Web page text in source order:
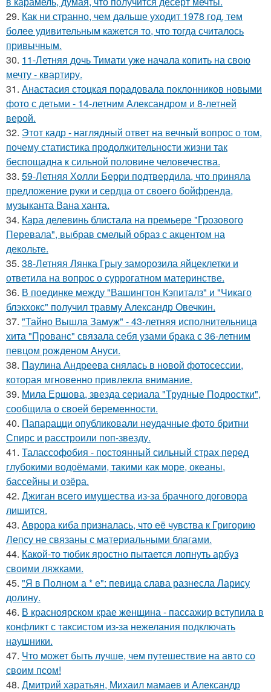
29. Как ни странно, чем дальше уходит 1978 год, тем
более удивительным кажется то, что тогда считалось
привычным.
30. 11-Летняя дочь Тимати уже начала копить на свою
мечту - квартиру.
31. Анастасия стоцкая порадовала поклонников новыми
фото с детьми - 14-летним Александром и 8-летней
верой.
32. Этот кадр - наглядный ответ на вечный вопрос о том,
почему статистика продолжительности жизни так
беспощадна к сильной половине человечества.
33. 59-Летняя Холли Берри подтвердила, что приняла
предложение руки и сердца от своего бойфренда,
музыканта Вана ханта.
34. Кара делевинь блистала на премьере "Грозового
Перевала", выбрав смелый образ с акцентом на
декольте.
35. 38-Летняя Лянка Грыу заморозила яйцеклетки и
ответила на вопрос о суррогатном материнстве.
36. В поединке между "Вашингтон Кэпиталз" и "Чикаго
блэкхокс" получил травму Александр Овечкин.
37. "Тайно Вышла Замуж" - 43-летняя исполнительница
хита "Прованс" связала себя узами брака с 36-летним
певцом рожденом Ануси.
38. Паулина Андреева снялась в новой фотосессии,
которая мгновенно привлекла внимание.
39. Мила Ершова, звезда сериала "Трудные Подростки",
сообщила о своей беременности.
40. Папарацци опубликовали неудачные фото бритни
Спирс и расстроили поп-звезду.
41. Талассофобия - постоянный сильный страх перед
глубокими водоёмами, такими как море, океаны,
бассейны и озёра.
42. Джиган всего имущества из-за брачного договора
лишится.
43. Аврора киба призналась, что её чувства к Григорию
Лепсу не связаны с материальными благами.
44. Какой-то тюбик яростно пытается лопнуть арбуз
своими ляжками.
45. "Я в Полном а * е": певица слава разнесла Ларису
долину.
46. В красноярском крае женщина - пассажир вступила в
конфликт с таксистом из-за нежелания подключать
наушники.
47. Что может быть лучше, чем путешествие на авто со
своим псом!
48. Дмитрий харатьян, Михаил мамаев и Александр